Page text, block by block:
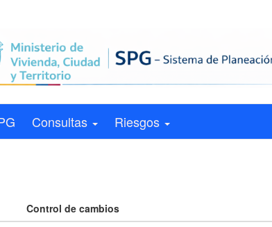
Consultas Riesgos
Control de cambios